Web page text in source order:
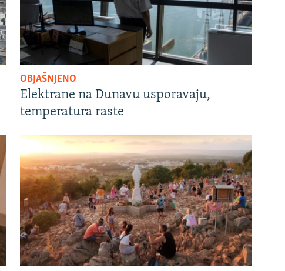
OBJAŠNJENO
Elektrane na Dunavu usporavaju,
temperatura raste